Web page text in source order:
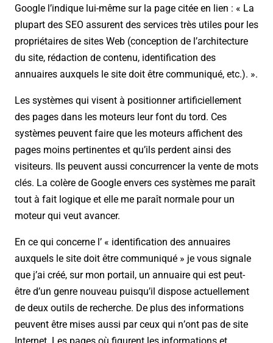
Google l’indique lui-même sur la page citée en lien : « La
plupart des SEO assurent des services très utiles pour les
propriétaires de sites Web (conception de l’architecture
du site, rédaction de contenu, identification des
annuaires auxquels le site doit être communiqué, etc.). ».
Les systèmes qui visent à positionner artificiellement
des pages dans les moteurs leur font du tord. Ces
systèmes peuvent faire que les moteurs affichent des
pages moins pertinentes et qu’ils perdent ainsi des
visiteurs. Ils peuvent aussi concurrencer la vente de mots
clés. La colère de Google envers ces systèmes me paraît
tout à fait logique et elle me paraît normale pour un
moteur qui veut avancer.
En ce qui concerne l’ « identification des annuaires
auxquels le site doit être communiqué » je vous signale
que j’ai créé, sur mon portail, un annuaire qui est peut-
être d’un genre nouveau puisqu’il dispose actuellement
de deux outils de recherche. De plus des informations
peuvent être mises aussi par ceux qui n’ont pas de site